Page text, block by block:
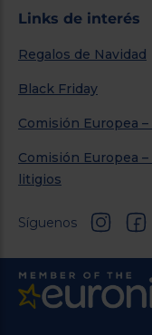
Links de interés
Regalos de Navidad
Black Friday
Comisión Europea
Comisión Europea
litigios
Síguenos